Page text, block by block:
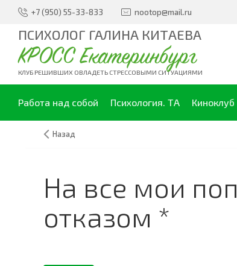
+7 (950) 55-33-833 nootop@mail.ru
ПСИХОЛОГ ГАЛИНА КИТАЕВА
КРОСС Екатеринбург
КЛУБ РЕШИВШИХ ОВЛАДЕТЬ СТРЕССОВЫМИ СИТУАЦИЯМИ
Работа над собой Психология. ТА
Назад
На все мои
отказом *